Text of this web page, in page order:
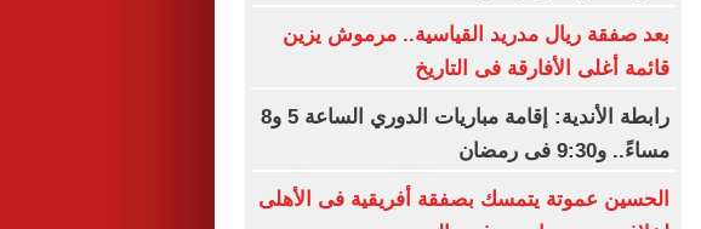
بعد صفقة ريال مدريد القياسية.. مرموش يزين
قائمة أغلى الأفارقة فى التاريخ
رابطة الأندية: إقامة مباريات الدوري الساعة 5 و8
مساءً.. و9:30 فى رمضان
الحسين عموتة يتمسك بصفقة أفريقية فى الأهلى